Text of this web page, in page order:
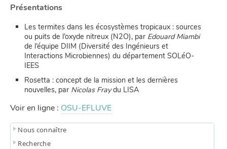
Présentations
Les termites dans les écosystèmes tropicaux : sources
ou puits de l’oxyde nitreux (N2O), par Edouard Miambi
de l’équipe DIIM (Diversité des Ingénieurs et
Interactions Microbiennes) du département SOLéO-
IEES
Rosetta : concept de la mission et les dernières
nouvelles, par Nicolas Fraydu LISA
Voir en ligne : OSU-EFLUVE
Nous connaître
Recherche